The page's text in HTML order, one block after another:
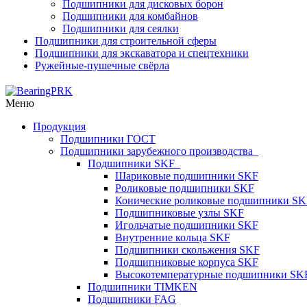
Подшипники для дисковых борон
Подшипники для комбайнов
Подшипники для сеялки
Подшипники для строительной сферы
Подшипники для экскаватора и спецтехники
Ружейные-пушечные свёрла
Меню
Продукция
Подшипники ГОСТ
Подшипники зарубежного производства
Подшипники SKF
Шариковые подшипники SKF
Роликовые подшипники SKF
Конические роликовые подшипники
Подшипниковые узлы SKF
Игольчатые подшипники SKF
Внутренние кольца SKF
Подшипники скольжения SKF
Подшипниковые корпуса SKF
Высокотемпературные подшипники
Подшипники TIMKEN
Подшипники FAG